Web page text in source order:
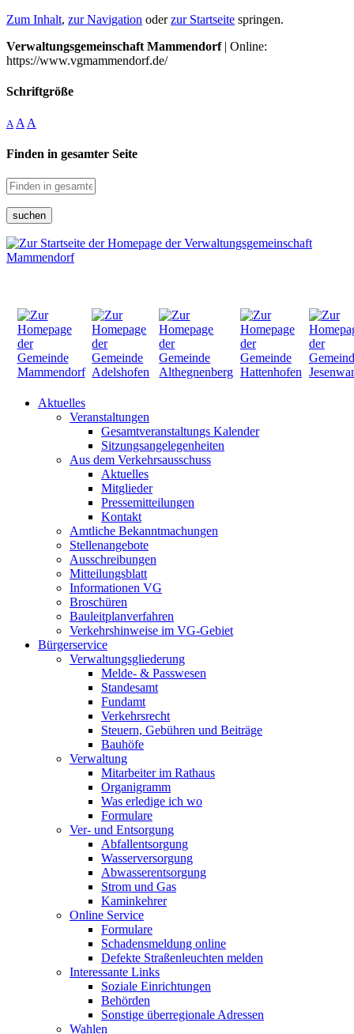
Zum Inhalt, zur Navigation oderzur Startseite springen.
Verwaltungsgemeinschaft Mammendorf| Online:
https://www.vgmammendorf.de/
Schriftgröße
A A A
Finden in gesamter Seite
suchen
Aktuelles
Veranstaltungen
Gesamtveranstaltungs Kalender
Sitzungsangelegenheiten
Aus dem Verkehrsausschuss
Aktuelles
Mitglieder
Pressemitteilungen
Kontakt
Amtliche Bekanntmachungen
Stellenangebote
Ausschreibungen
Mitteilungsblatt
Informationen VG
Broschüren
Bauleitplanverfahren
Verkehrshinweise im VG-Gebiet
Bürgerservice
Verwaltungsgliederung
Melde- & Passwesen
Standesamt
Fundamt
Verkehrsrecht
Steuern, Gebühren und Beiträge
Bauhöfe
Verwaltung
Mitarbeiter im Rathaus
Organigramm
Was erledige ich wo
Formulare
Ver- und Entsorgung
Abfallentsorgung
Wasserversorgung
Abwasserentsorgung
Strom und Gas
Kaminkehrer
Online Service
Formulare
Schadensmeldung online
Defekte Straßenleuchten melden
Interessante Links
Soziale Einrichtungen
Behörden
Sonstige überregionale Adressen
Wahlen